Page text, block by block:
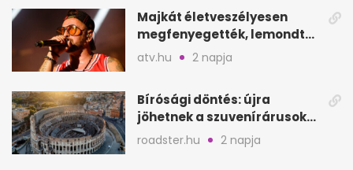
Majkát életveszélyesen
megfenyegették, lemondta
a sepsiszentgyörgyi
atv.hu 2 napja
Bírósági döntés: újra
jöhetnek a szuvenírárusok
Európa ikonikus helyére
roadster.hu 2 napja